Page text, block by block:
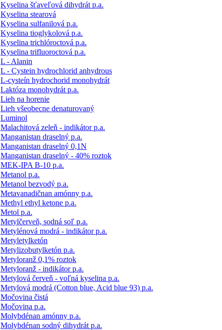
Kyselina šťaveľová dihydrát p.a.
Kyselina stearová
Kyselina sulfanilová p.a.
Kyselina tioglykolová p.a.
Kyselina trichlóroctová p.a.
Kyselina trifluoroctová p.a.
L - Alanin
L - Cystein hydrochlorid anhydrous
L-cysteín hydrochorid monohydrát
Laktóza monohydrát p.a.
Lieh na horenie
Lieh všeobecne denaturovaný
Luminol
Malachitová zeleň - indikátor p.a.
Manganistan draselný p.a.
Manganistan draselný 0,1N
Manganistan draselný - 40% roztok
MEK-IPA B-10 p.a.
Metanol p.a.
Metanol bezvodý p.a.
Metavanadičnan amónny p.a.
Methyl ethyl ketone p.a.
Metol p.a.
Metylčerveň, sodná soľ p.a.
Metylénová modrá - indikátor p.a.
Metyletylketón
Metylizobutylketón p.a.
Metyloranž 0,1% roztok
Metyloranž - indikátor p.a.
Metylová červeň - voľná kyselina p.a.
Metylová modrá (Cotton blue, Acid blue 93) p.a.
Močovina čistá
Močovina p.a.
Molybdénan amónny p.a.
Molybdénan sodný dihydrát p.a.